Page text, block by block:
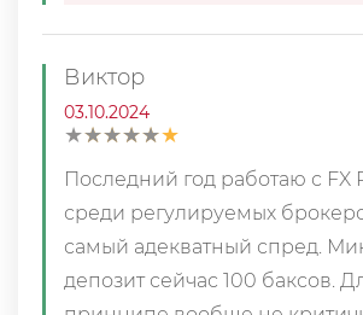
Виктор
03.10.2024
★★
★★
★★
★★
★★
Последний год работаю с FX
среди регулируемых
самый адекватный спред.
депозит сейчас 100 баксов.